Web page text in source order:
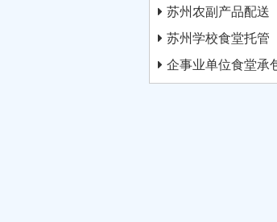
苏州农副产品配送
苏州学校食堂托管
企事业单位食堂承